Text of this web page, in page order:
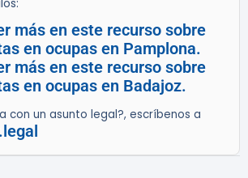
más en este recurso sobre
en ocupas en Pamplona.
más en este recurso sobre
en ocupas en Badajoz.
con un asunto legal?, escríbenos a